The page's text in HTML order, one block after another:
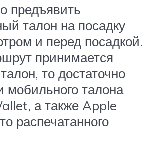
предъявить
талон на посадку
и перед посадкой.
принимается
то достаточно
мобильного талона
а также Apple
распечатанного